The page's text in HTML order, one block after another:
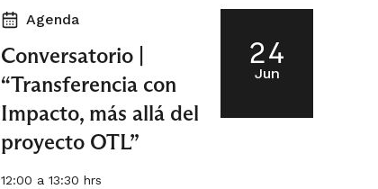
Agenda
Conversatorio |
“Transferencia con
Impacto, más allá del
proyecto OTL”
24
Jun
12:00 a 13:30 hrs